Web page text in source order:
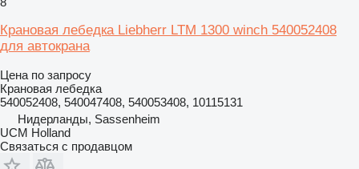
Крановая лебедка Liebherr LTM 1300 winch 540052408
для автокрана
Цена по запросу
Крановая лебедка
540052408, 540047408, 540053408, 10115131
Нидерланды, Sassenheim
UCM Holland
Связаться с продавцом